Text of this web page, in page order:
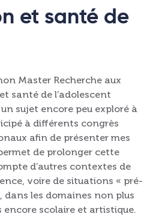
et santé de
Master Recherche aux
santé de l’adolescent
sujet encore peu exploré à
à différents congrès
afin de présenter mes
de prolonger cette
d’autres contextes de
voire de situations « pré-
les domaines non plus
encore scolaire et artistique.